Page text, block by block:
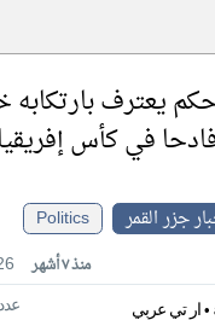
يعترف بارتكابه
في كأس إفريقيا
جزر القمر
Politics
منذ ٧ أشهر
ار تي عربي• عدد